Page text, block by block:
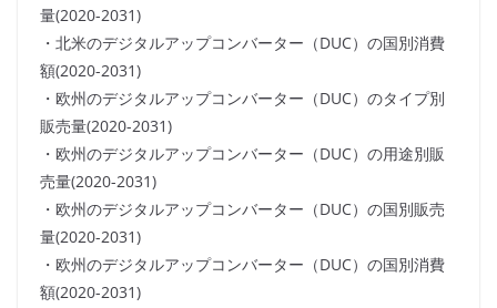
量(2020-2031)
・北米のデジタルアップコンバーター（DUC）の国別消費
額(2020-2031)
・欧州のデジタルアップコンバーター（DUC）のタイプ別
販売量(2020-2031)
・欧州のデジタルアップコンバーター（DUC）の用途別販
売量(2020-2031)
・欧州のデジタルアップコンバーター（DUC）の国別販売
量(2020-2031)
・欧州のデジタルアップコンバーター（DUC）の国別消費
額(2020-2031)